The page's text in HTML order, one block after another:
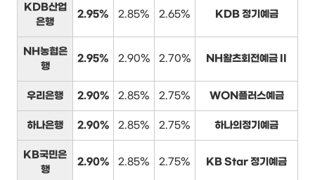
KDB산업
은행
2.95% 2.85% 2.65% KDB 정기예금
NH농협은
행
2.95% 2.90% 2.70% NH왈츠회전예금 II
우리은행 2.90% 2.85% 2.75% WON플러스예금
하나은행 2.90% 2.85% 2.75% 하나의정기예금
KB국민은
행
2.90% 2.85% 2.75% KB Star 정기예금